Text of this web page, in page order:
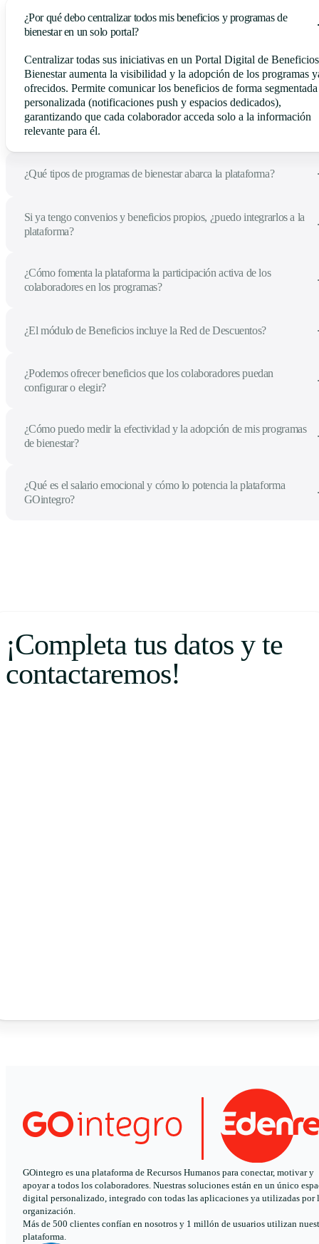
¿Por qué debo centralizar todos mis beneficios y programas de
bienestar en un solo portal?
Centralizar todas sus iniciativas en un Portal Digital de
Bienestar aumenta la visibilidad y la adopción de los programas
ofrecidos. Permite comunicar los beneficios de forma
personalizada (notificaciones push y espacios dedicados),
garantizando que cada colaborador acceda solo a la información
relevante para él.
¿Qué tipos de programas de bienestar abarca la plataforma?
Si ya tengo convenios y beneficios propios, ¿puedo integrarlos a la
plataforma?
¿Cómo fomenta la plataforma la participación activa de los
colaboradores en los programas?
¿El módulo de Beneficios incluye la Red de Descuentos?
¿Podemos ofrecer beneficios que los colaboradores puedan
configurar o elegir?
¿Cómo puedo medir la efectividad y la adopción de mis programas
de bienestar?
¿Qué es el salario emocional y cómo lo potencia la plataforma
GOintegro?
¡Completa tus datos y te
contactaremos!
GOintegro es una plataforma de Recursos Humanos para conectar, motivar y
apoyar a todos los colaboradores. Nuestras soluciones están en un único
digital personalizado, integrado con todas las aplicaciones ya utilizadas por
organización.
Más de 500 clientes confían en nosotros y 1 millón de usuarios utilizan
plataforma.